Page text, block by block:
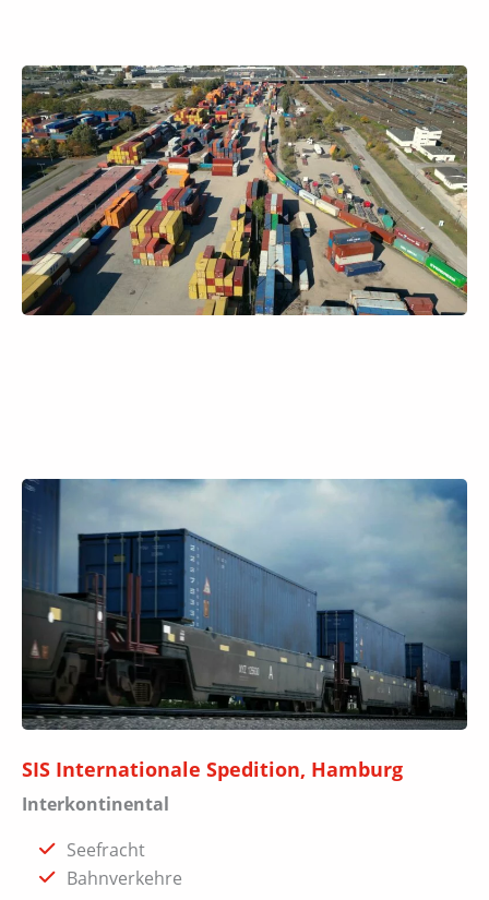
SIS Internationale Spedition, Hamburg
Interkontinental
Seefracht
Bahnverkehre